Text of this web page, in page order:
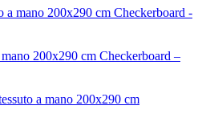
a mano 200x290 cm Checkerboard -
200x290 cm Checkerboard –
a mano 200x290 cm